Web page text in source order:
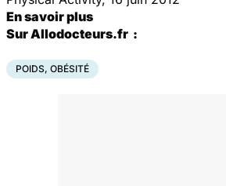
En savoir plus
Sur Allodocteurs.fr :
POIDS, OBÉSITÉ